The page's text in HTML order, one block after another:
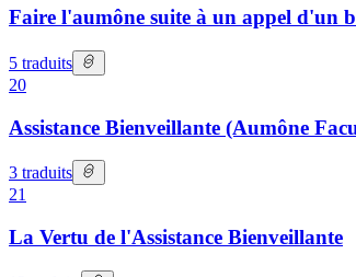
Faire l'aumône suite à un appel d'un
5 traduits
20
Assistance Bienveillante (Aumône
3 traduits
21
La Vertu de l'Assistance Bienveillante